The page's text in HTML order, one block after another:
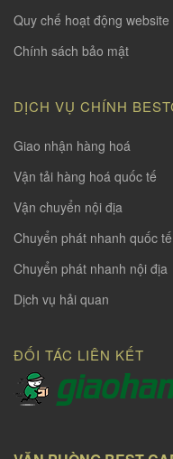
Quy chế hoạt động website
Chính sách bảo mật
DỊCH VỤ CHÍNH
Giao nhận hàng hoá
Vận tải hàng hoá quốc tế
Vận chuyển nội địa
Chuyển phát nhanh quốc tế
Chuyển phát nhanh nội địa
Dịch vụ hải quan
ĐỐI TÁC LIÊN KẾT